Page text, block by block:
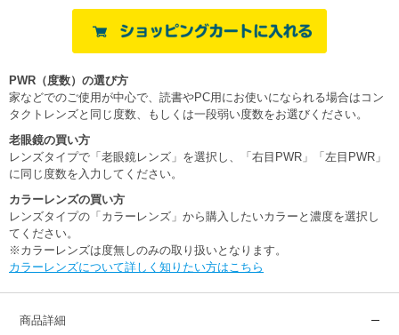
PWR（度数）の選び方
家などでのご使用が中心で、読書やPC用にお使いになられる場合はコン
タクトレンズと同じ度数、もしくは一段弱い度数をお選びください。
老眼鏡の買い方
レンズタイプで「老眼鏡レンズ」を選択し、「右目PWR」「左目PWR」
に同じ度数を入力してください。
カラーレンズの買い方
レンズタイプの「カラーレンズ」から購入したいカラーと濃度を選択し
てください。
※カラーレンズは度無しのみの取り扱いとなります。
カラーレンズについて詳しく知りたい方はこちら
商品詳細